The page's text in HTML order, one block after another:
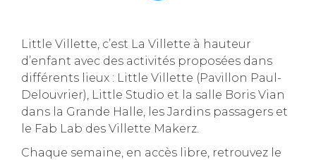
Little Villette, c’est La Villette à hauteur
d’enfant avec des activités proposées dans
différents lieux : Little Villette (Pavillon Paul-
Delouvrier), Little Studio et la salle Boris Vian
dans la Grande Halle, les Jardins passagers et
le Fab Lab des Villette Makerz.
Chaque semaine, en accès libre, retrouvez le